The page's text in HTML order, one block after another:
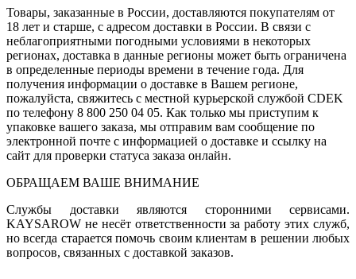
Товары, заказанные в России, доставляются покупателям от
18 лет и старше, с адресом доставки в России. В связи с
неблагоприятными погодными условиями в некоторых
регионах, доставка в данные регионы может быть ограничена
в определенные периоды времени в течение года. Для
получения информации о доставке в Вашем регионе,
пожалуйста, свяжитесь с местной курьерской службой CDEK
по телефону 8 800 250 04 05. Как только мы приступим к
упаковке вашего заказа, мы отправим вам сообщение по
электронной почте с информацией о доставке и ссылку на
сайт для проверки статуса заказа онлайн.
ОБРАЩАЕМ ВАШЕ ВНИМАНИЕ
Службы доставки являются сторонними сервисами.
KAYSAROW не несёт ответственности за работу этих служб,
но всегда старается помочь своим клиентам в решении любых
вопросов, связанных с доставкой заказов.